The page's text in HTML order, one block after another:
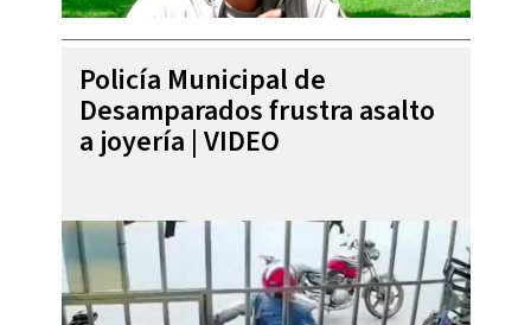
Policía Municipal de
Desamparados frustra asalto
a joyería | VIDEO